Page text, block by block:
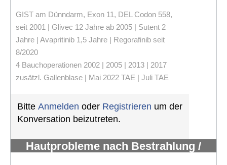
GIST am Dünndarm, Exon 11, DEL Codon 558,
seit 2001 | Glivec 12 Jahre ab 2005 | Sutent 2
Jahre | Avapritinib 1,5 Jahre | Regorafinib seit
8/2020
4 Bauchoperationen 2002 | 2005 | 2013 | 2017
zusätzl. Gallenblase | Mai 2022 TAE | Juli TAE
Bitte Anmelden oder Registrieren um der
Konversation beizutreten.
Hautprobleme nach Bestrahlung /